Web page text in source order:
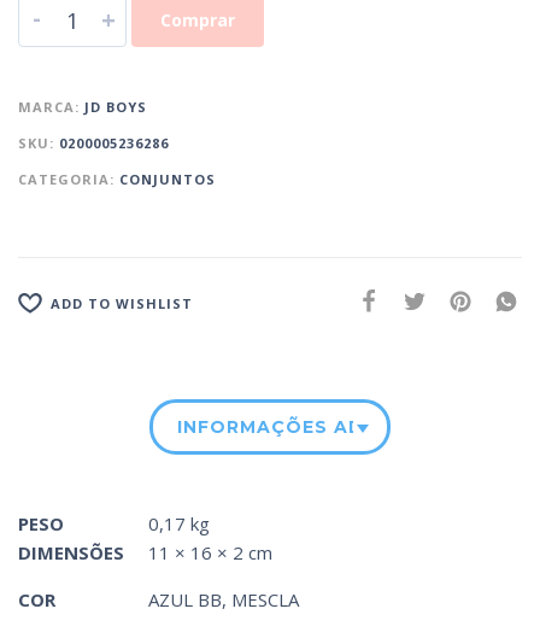
- + Comprar
MARCA: JD BOYS
SKU: 0200005236286
CATEGORIA: CONJUNTOS
ADD TO WISHLIST
INFORMAÇÕES ADICIONAIS
PESO
0,17 kg
DIMENSÕES
11 × 16 × 2 cm
COR
AZUL BB, MESCLA